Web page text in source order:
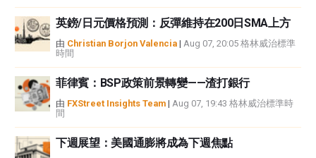
英鎊/日元價格預測：反彈維持在200日SMA上方
由 Christian Borjon Valencia | Aug 07, 20:05 格林威治標準
時間
菲律賓：BSP政策前景轉變——渣打銀行
由 FXStreet Insights Team | Aug 07, 19:43 格林威治標準時
間
下週展望：美國通膨將成為下週焦點